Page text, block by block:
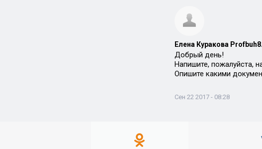
Елена Куракова
Добрый день!
Напишите, пожалуйста,
Опишите какими
Сен 22 2017 - 08:28